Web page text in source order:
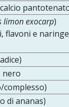
limon exocarp)
flavoni e
nero
complesso)
di ananas)